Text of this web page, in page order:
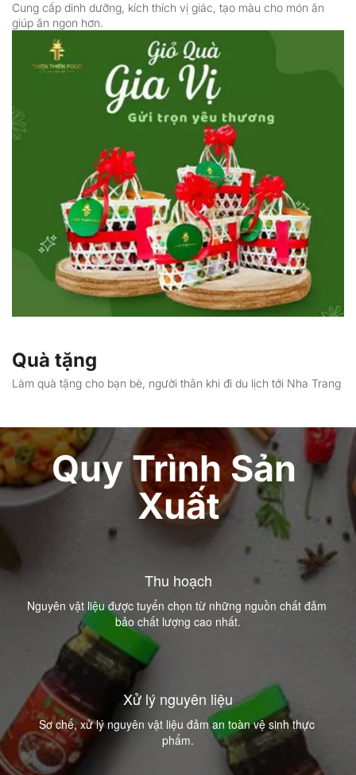
Cung cấp dinh dưỡng, kích thích vị giác, tạo màu cho món ăn
giúp ăn ngon hơn.
Quà tặng
Làm quà tặng cho bạn bè, người thân khi đi du lịch tới Nha Trang
Quy Trình Sản
Xuất
Thu hoạch
Nguyên vật liệu được tuyển chọn từ những nguồn chất đảm
bảo chất lượng cao nhất.
Xử lý nguyên liệu
Sơ chế, xử lý nguyên vật liệu đảm an toàn vệ sinh thực
phẩm.